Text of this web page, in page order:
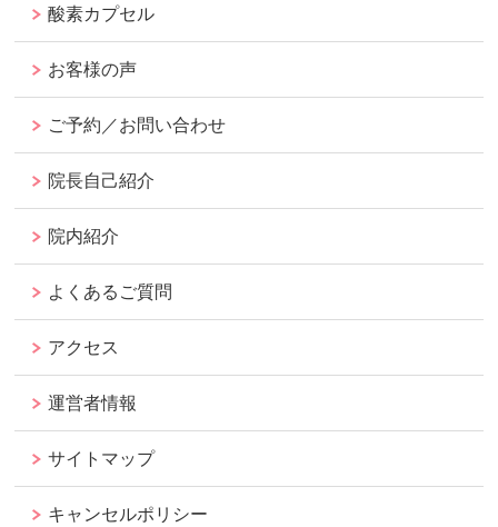
酸素カプセル
お客様の声
ご予約／お問い合わせ
院長自己紹介
院内紹介
よくあるご質問
アクセス
運営者情報
サイトマップ
キャンセルポリシー